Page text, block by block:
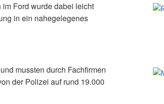
Ford wurde dabei leicht
in ein nahegelegenes
mussten durch Fachfirmen
der Polizei auf rund 19.000